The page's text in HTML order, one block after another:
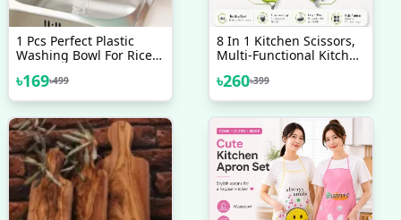
1 Pcs Perfect Plastic
Washing Bowl For Rice
Container - Simplify
Kitchen Prep With This
৳169৳499
8 In 1 Kitchen Scissors,
Multi-Functional Kitchen
৳260৳399